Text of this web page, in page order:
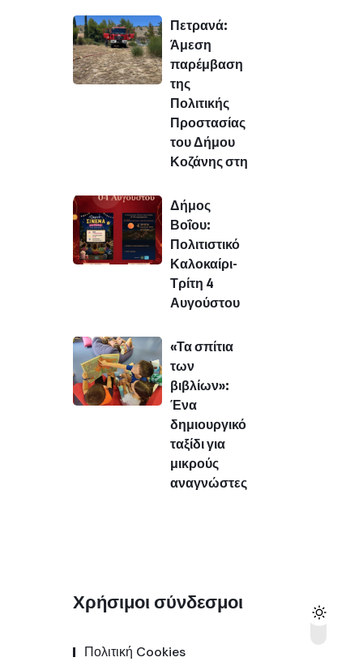
Πετρανά:
Άμεση
παρέμβαση
της
Πολιτικής
Προστασίας
του Δήμου
Κοζάνης στη
Δήμος
Βοΐου:
Πολιτιστικό
Καλοκαίρι-
Τρίτη 4
Αυγούστου
«Τα σπίτια
των
βιβλίων»:
Ένα
δημιουργικό
ταξίδι για
μικρούς
αναγνώστες
Χρήσιμοι σύνδεσμοι
Πολιτική Cookies